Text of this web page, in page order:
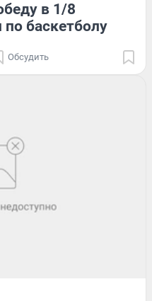
в 1/8
баскетболу
Обсудить